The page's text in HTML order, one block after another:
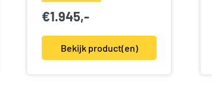
€1.945,-
Bekijk product(en)